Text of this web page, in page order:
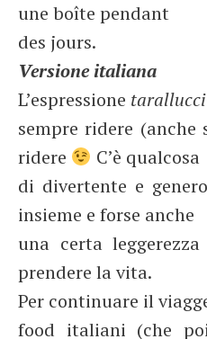
une boîte pendant
des jours.
Versione italiana
L’espressione
sempre ridere (anche
ridere
C’è qualcosa
di divertente e
insieme e forse anche
una certa
prendere la vita.
Per continuare il
food italiani (che